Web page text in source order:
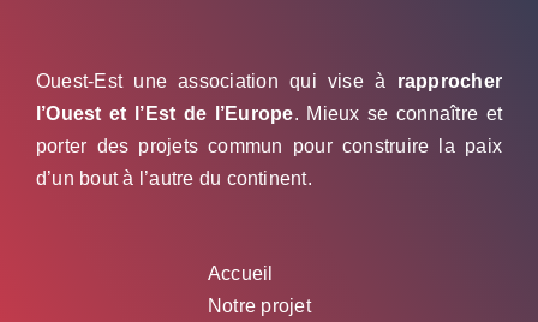
Ouest-Est une association qui vise à rapprocher
l’Ouest et l’Est de l’Europe. Mieux se connaître et
porter des projets commun pour construire la paix
d’un bout à l’autre du continent.
Accueil
Notre projet